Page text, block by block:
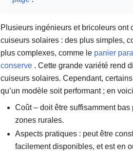
Plusieurs ingénieurs et bricoleurs ont
cuiseurs solaires : des plus simples,
plus complexes, comme le panier
conserve . Cette grande variété rend
cuiseurs solaires. Cependant,
qu’un modèle soit performant ; en
Coût – doit être suffisamment
zones rurales.
Aspects pratiques : peut être
facilement disponibles, et est en